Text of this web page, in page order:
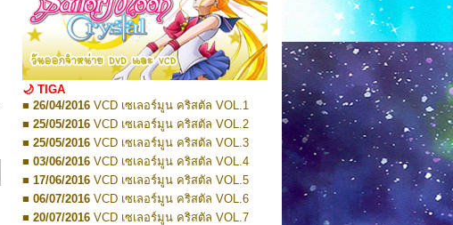
■ 09/2018Pretty Guardian Sailor Moon Short
Stories 2
■ 01/2022Pretty Guardian Sailor Moon Eternal
Edition 1
■ 01/2022Pretty Guardian Sailor Moon Eternal
Edition 2
■ 03/2022Pretty Guardian Sailor Moon Eternal
Edition 3
■ 03/2022Pretty Guardian Sailor Moon Eternal
Edition 4
■ 07/2022Pretty Guardian Sailor Moon Eternal
Edition 5
■ 07/2022Pretty Guardian Sailor Moon Eternal
Edition 6
Pretty Guardian Sailor Moon Eternal
Edition 7
■ 01/2023Pretty Guardian Sailor Moon Eternal
🌙 TIGA
■ 26/04/2016 VCD เซเลอร์มูน คริสตัล VOL.1
■ 25/05/2016 VCD เซเลอร์มูน คริสตัล VOL.2
■ 25/05/2016 VCD เซเลอร์มูน คริสตัล VOL.3
■ 03/06/2016 VCD เซเลอร์มูน คริสตัล VOL.4
■ 17/06/2016 VCD เซเลอร์มูน คริสตัล VOL.5
■ 06/07/2016 VCD เซเลอร์มูน คริสตัล VOL.6
■ 20/07/2016 VCD เซเลอร์มูน คริสตัล VOL.7